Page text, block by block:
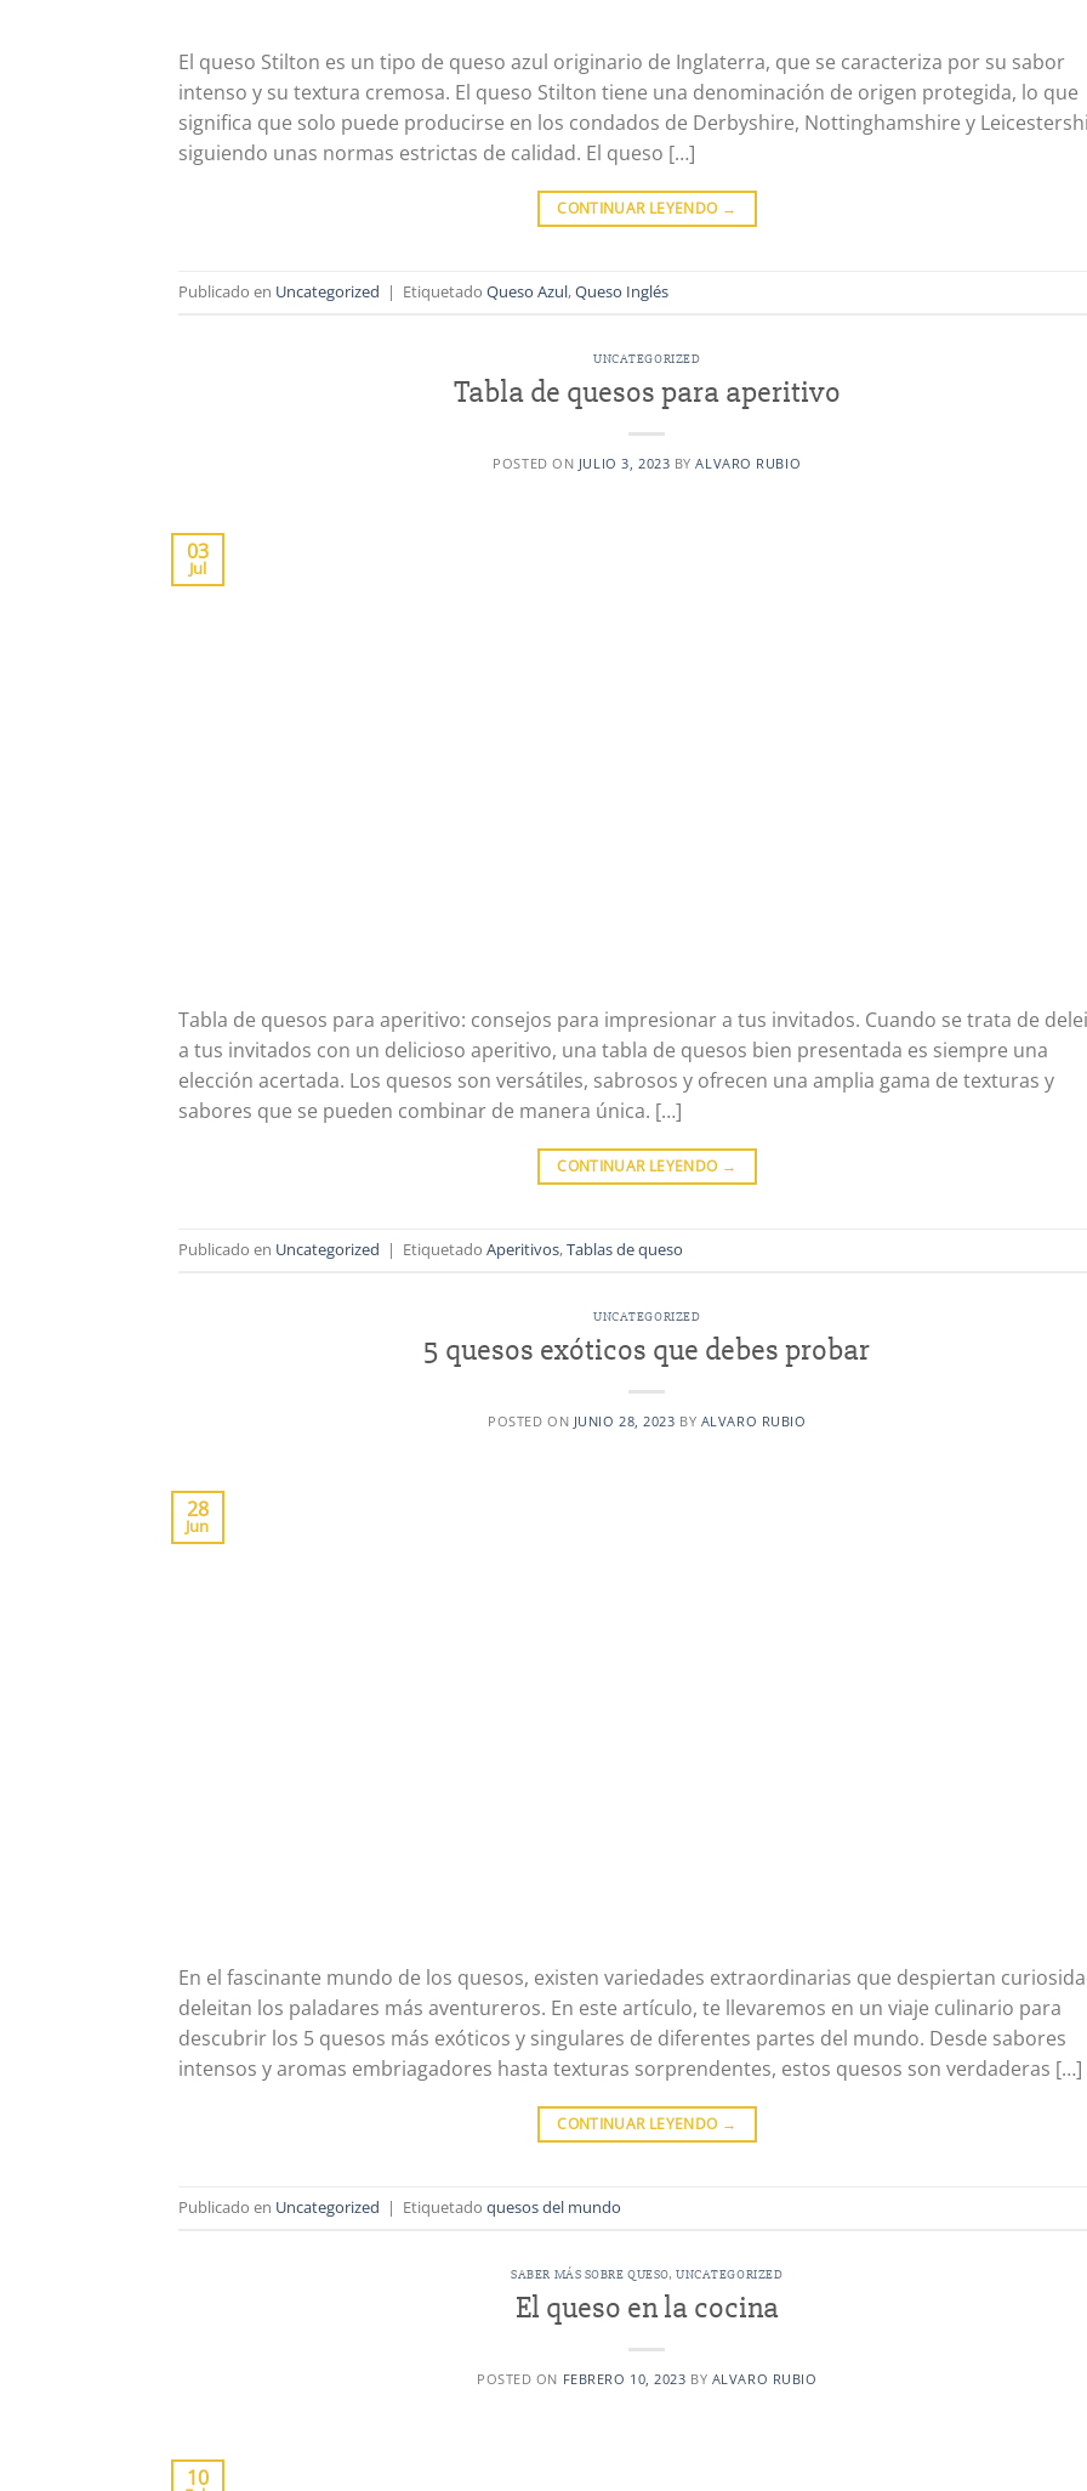
El queso Stilton es un tipo de queso azul originario de Inglaterra, que se caracteriza por su sabor
intenso y su textura cremosa. El queso Stilton tiene una denominación de origen protegida, lo que
significa que solo puede producirse en los condados de Derbyshire, Nottinghamshire y
siguiendo unas normas estrictas de calidad. El queso […]
CONTINUAR LEYENDO →
Publicado en Uncategorized | Etiquetado Queso Azul,Queso Inglés
UNCATEGORIZED
Tabla de quesos para aperitivo
POSTED ON JULIO 3, 2023 BYALVARO RUBIO
03
Jul
Tabla de quesos para aperitivo: consejos para impresionar a tus invitados. Cuando se trata de
a tus invitados con un delicioso aperitivo, una tabla de quesos bien presentada es siempre una
elección acertada. Los quesos son versátiles, sabrosos y ofrecen una amplia gama de texturas y
sabores que se pueden combinar de manera única. […]
CONTINUAR LEYENDO →
Publicado en Uncategorized | Etiquetado Aperitivos,Tablas de queso
UNCATEGORIZED
5 quesos exóticos que debes probar
POSTED ON JUNIO 28, 2023 BY ALVARO RUBIO
28
Jun
En el fascinante mundo de los quesos, existen variedades extraordinarias que despiertan
deleitan los paladares más aventureros. En este artículo, te llevaremos en un viaje culinario para
descubrir los 5 quesos más exóticos y singulares de diferentes partes del mundo. Desde sabores
intensos y aromas embriagadores hasta texturas sorprendentes, estos quesos son verdaderas […]
CONTINUAR LEYENDO →
Publicado en Uncategorized | Etiquetado quesos del mundo
SABER MÁS SOBRE QUESO,UNCATEGORIZED
El queso en la cocina
POSTED ON FEBRERO 10, 2023 BY ALVARO RUBIO
10